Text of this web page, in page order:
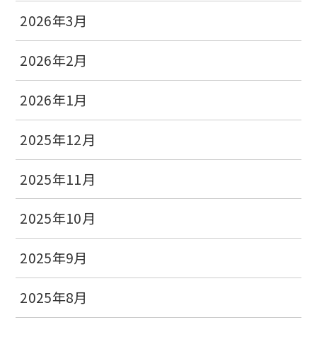
2026年3月
2026年2月
2026年1月
2025年12月
2025年11月
2025年10月
2025年9月
2025年8月